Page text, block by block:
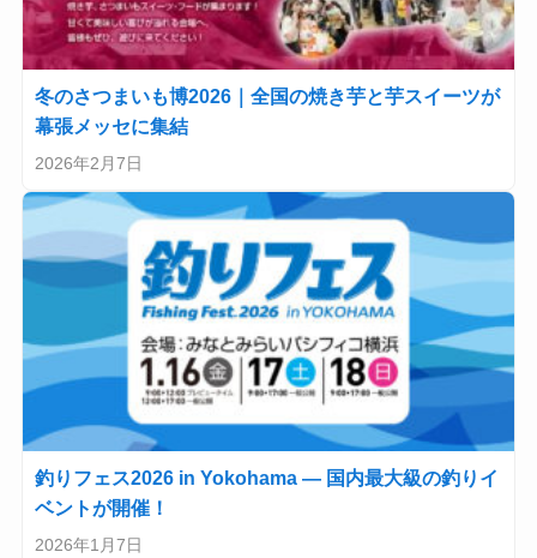
冬のさつまいも博2026｜全国の焼き芋と芋スイーツが
幕張メッセに集結
2026年2月7日
釣りフェス2026 in Yokohama — 国内最大級の釣りイ
ベントが開催！
2026年1月7日